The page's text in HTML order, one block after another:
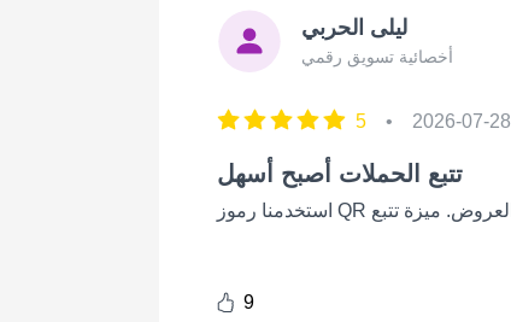
ليلى الحربي
أخصائية تسويق رقمي
5 • 2026-07-28
تتبع الحملات أصبح أسهل
9